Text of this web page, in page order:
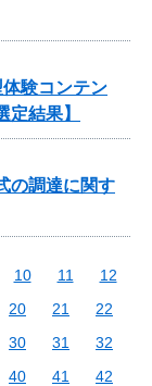
験コンテン
結果】
の調達に関す
10 11
12
20 21
22
30 31
32
40 41
42